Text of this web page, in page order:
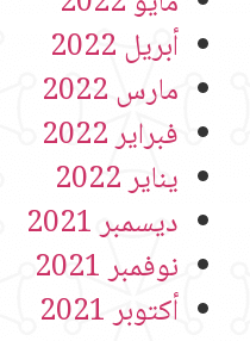
أبريل 2022
مارس 2022
فبراير 2022
يناير 2022
ديسمبر 2021
نوفمبر 2021
أكتوبر 2021